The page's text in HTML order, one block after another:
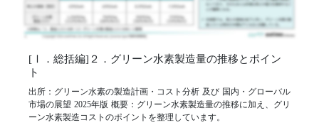
[Ⅰ．総括編]２．グリーン水素製造量の推移とポイン
ト
出所：グリーン水素の製造計画・コスト分析 及び 国内・グローバル
市場の展望 2025年版 概要：グリーン水素製造量の推移に加え、グリ
ーン水素製造コストのポイントを整理しています。